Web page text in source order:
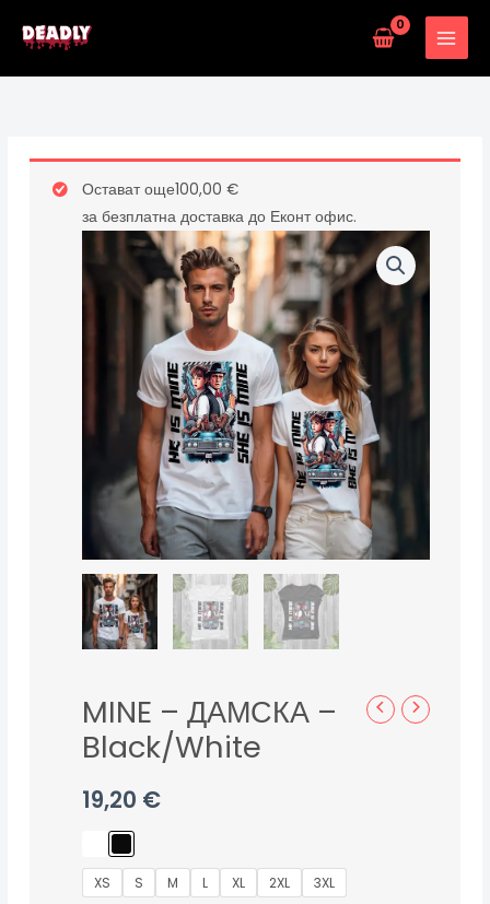
Остават още100,00€
за безплатна доставка до Еконт офис.
MINE – ДАМСКА –
Black/White
19,20 €
XS S M L XL 2XL 3XL
за
MINE
ДАМСКА
Black/White